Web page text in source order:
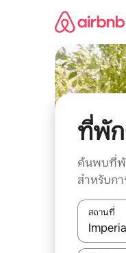
ที่พัก
ค้นพบที่พั
สำหรับกา
สถานที่
ใช้ลูกศร